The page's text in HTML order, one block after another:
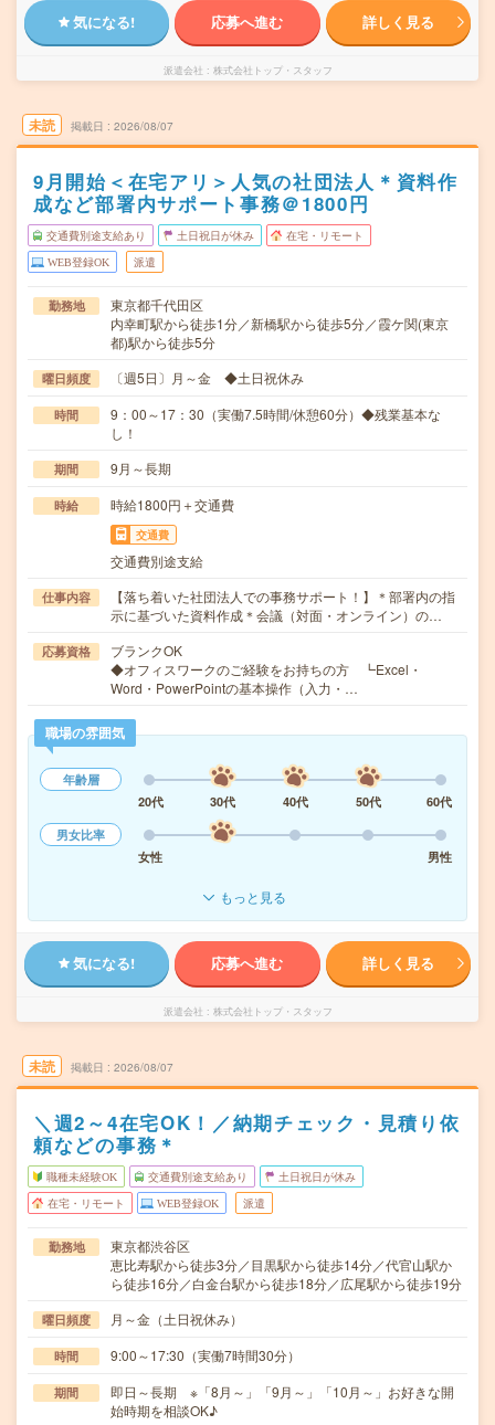
気になる! 応募へ進む 詳しく見る
派遣会社 株式会社トップ・スタッフ
未読 掲載日 2026/08/07
9月開始＜在宅アリ＞人気の社団法人＊資料作
成など部署内サポート事務＠1800円
交通費別途支給あり 土日祝日が休み 在宅・リモート
WEB登録OK 派遣
勤務地
東京都千代田区
内幸町駅から徒歩1分／新橋駅から徒歩5分／霞ケ関(東京
都)駅から徒歩5分
曜日頻度 〔週5日〕月～金 ◆土日祝休み
時間
9：00～17：30（実働7.5時間/休憩60分）◆残業基本な
し！
期間 9月～長期
時給 時給1800円＋交通費
交通費
交通費別途支給
仕事内容
【落ち着いた社団法人での事務サポート！】＊部署内の指
示に基づいた資料作成＊会議（対面・オンライン）の…
応募資格
ブランクOK
◆オフィスワークのご経験をお持ちの方 ┗Excel・
Word・PowerPointの基本操作（入力・…
職場の雰囲気
年齢層
20代
30代 40代 50代
60代
男女比率
女性
男性
もっと見る
気になる! 応募へ進む 詳しく見る
派遣会社 株式会社トップ・スタッフ
未読 掲載日 2026/08/07
＼週2～4在宅OK！／納期チェック・見積り依
頼などの事務＊
職種未経験OK 交通費別途支給あり 土日祝日が休み
在宅・リモート WEB登録OK 派遣
勤務地
東京都渋谷区
恵比寿駅から徒歩3分／目黒駅から徒歩14分／代官山駅か
ら徒歩16分／白金台駅から徒歩18分／広尾駅から徒歩19分
曜日頻度 月～金（土日祝休み）
時間 9:00～17:30（実働7時間30分）
期間
即日～長期 ※「8月～」「9月～」「10月～」お好きな開
始時期を相談OK♪